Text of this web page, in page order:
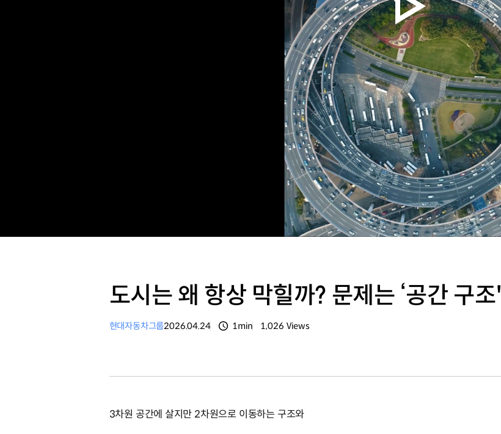
도시는 왜 항상 막힐까? 문제는 ‘공간 구조'
현대자동차그룹2026.04.24 1min 1,026 Views
3차원 공간에 살지만 2차원으로 이동하는 구조와